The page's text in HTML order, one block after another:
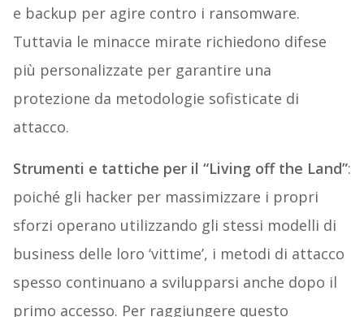
e backup per agire contro i ransomware.
Tuttavia le minacce mirate richiedono difese
più personalizzate per garantire una
protezione da metodologie sofisticate di
attacco.
Strumenti e tattiche per il “Living off the Land”:
poiché gli hacker per massimizzare i propri
sforzi operano utilizzando gli stessi modelli di
business delle loro ‘vittime’, i metodi di attacco
spesso continuano a svilupparsi anche dopo il
primo accesso. Per raggiungere questo